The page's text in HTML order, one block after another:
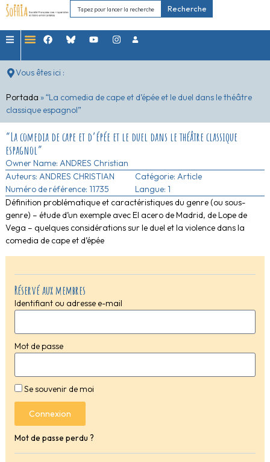
Recherche
Vous êtes ici :
Portada »“La comedia de cape et d’épée et le duel dans le théâtre
classique espagnol”
Réservé aux membres
Identifiant ou adresse e-mail
Mot de passe
Se souvenir de moi
Connexion
Mot de passe perdu ?
“La comedia de cape et d’épée et le duel dans le théâtre classique
espagnol”
Owner Name: ANDRES Christian
Auteurs: ANDRES CHRISTIAN
Numéro de référence: 11735
Catégorie: Article
Langue: 1
Définition problématique et caractéristiques du genre (ou sous-
genre) – étude d’un exemple avec El acero de Madrid, de Lope de
Vega – quelques considérations sur le duel et la violence dans la
comedia de cape et d’épée